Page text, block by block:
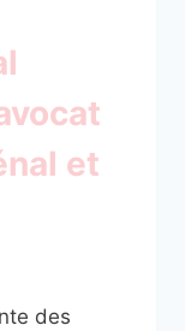
et
des